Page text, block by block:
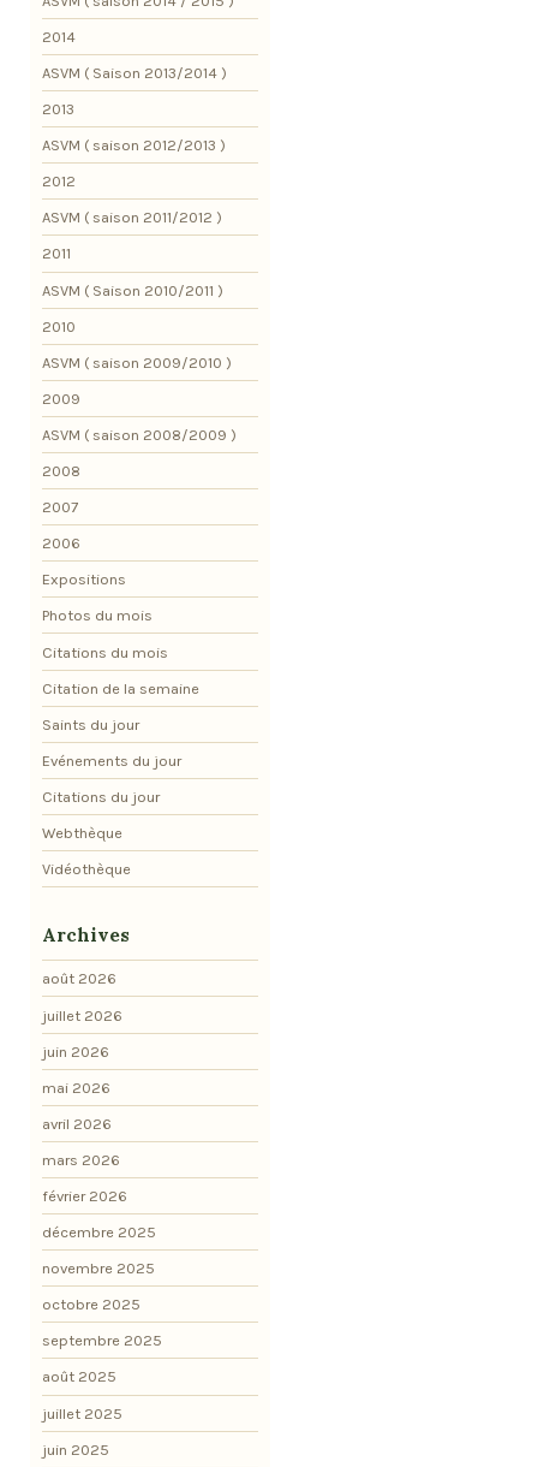
2014
ASVM ( Saison 2013/2014 )
2013
ASVM ( saison 2012/2013 )
2012
ASVM ( saison 2011/2012 )
2011
ASVM ( Saison 2010/2011 )
2010
ASVM ( saison 2009/2010 )
2009
ASVM ( saison 2008/2009 )
2008
2007
2006
Expositions
Photos du mois
Citations du mois
Citation de la semaine
Saints du jour
Evénements du jour
Citations du jour
Webthèque
Vidéothèque
Archives
août 2026
juillet 2026
juin 2026
mai 2026
avril 2026
mars 2026
février 2026
décembre 2025
novembre 2025
octobre 2025
septembre 2025
août 2025
juillet 2025
juin 2025